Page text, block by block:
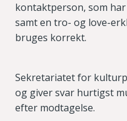
kontaktperson, som
samt en tro- og love-
bruges korrekt.
Sekretariatet for
og giver svar hurtigst
efter modtagelse.